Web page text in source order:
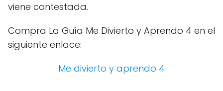
viene contestada.
Compra La Guía Me Divierto y Aprendo 4 en el
siguiente enlace:
Me divierto y aprendo 4